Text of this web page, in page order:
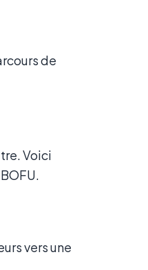
de
Voici
vers une